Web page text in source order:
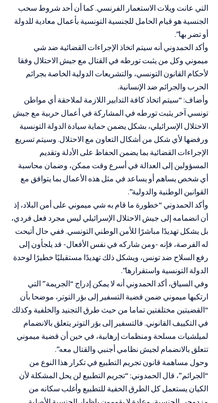
التي عانت ويلات الاستعمار الفرنسي. كما أن أحد شروط سحب
الجنسية هو قيام الحامل للجنسية التونسية بأعمال معادية للدولة
أو تضر بها”.
وأكد الحمدوني أنه سيتم اتخاذ الإجراءات القضائية ضد شي
ميموني وكل من يثبت تورطه في القتال مع جيش الاحتلال وفقا
لأحكام القانون التونسي، والتشريعات الدولية الخاصة بجرائم
الحرب والجرائم ضد الإنسانية.
وأضاف: “سيتم اتخاذ كافة التدابير اللازمة لملاحقة أي مواطن
تونسي آخر يثبت تورطه في المشاركة في أعمال حربية مع جيش
الاحتلال الإسرائيلي، بشكل يضمن حماية سيادة الدولة التونسية
ورفضها لأي شكل من أشكال التعاون مع الاحتلال. وسيتم تسريع
الإجراءات القضائية بما يضمن الحفاظ على الأدلة وتقديم
المسؤولين إلى العدالة في أسرع وقت ممكن، وضمان محاسبة
أي شخص يساهم أو يساعد في مثل هذه الأعمال بما يتوافق مع
القوانين الوطنية والدولية”.
وأكد الحمدوني “خطورة ما قام به شي ميموني على أمن البلاد، إذ
أن انضمامه إلى جيش الاحتلال الإسرائيلي ليس مجرد فعل فردي،
بل يشكل تهديدًا مباشرًا للأمن الوطني التونسي. ففي حال أتيحت
له الفرصة، فإنه -ومن شاركه في نفس الأفعال- قد يلجأون إلى
رفع السلاح ضد تونس، ويشكل ذلك تهديدًا مستقبليًا خطيرًا لوحدة
الدولة التونسية واستقرارها”.
وفي السياق، أكد الحمدوني أنه لا يمكن إدراج “الجريمة” التي
ارتكبها ميموني ضمن قضية التسفير إلى بؤر التوتر، موضحا بأن
“القضيتين مختلفتين تماما من حيث طرق التجنيد والخلفية وكذلك
في التكييف القانوني. فالتسفير إلى بؤر التوتر يتعلق بالانضمام
لميلشيات مسلحة ومنظمات إرهابية، في حين أن قضية ميموني
تتعلق بالانضمام لجيش نظامي أجنبي والقتال معه”.
وحول مساهمة قانون تجريم التطبيع في تكرار هذا النوع من
“الجرائم”، قال الحمدوني: “تجريم التطبيع لن يحل المشكلة لأن
الكيان يستعمل كل الطرق الخفية للتطبيع وأغلب سكانه من